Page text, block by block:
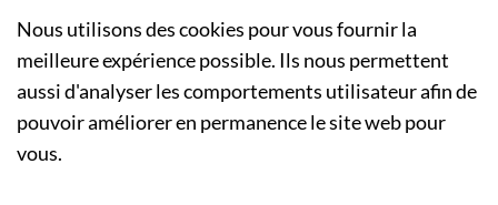
A PROPOS
Qui sommes-nous ?
Actualités
Nous utilisons des cookies pour vous fournir la
meilleure expérience possible. Ils nous permettent
aussi d'analyser les comportements utilisateur afin de
pouvoir améliorer en permanence le site web pour
vous.